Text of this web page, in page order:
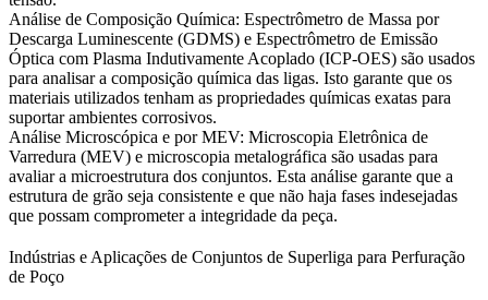
Análise de Composição Química: Espectrômetro de Massa por
Descarga Luminescente (GDMS) e Espectrômetro de Emissão
Óptica com Plasma Indutivamente Acoplado (ICP-OES) são usados
para analisar a composição química das ligas. Isto garante que os
materiais utilizados tenham as propriedades químicas exatas para
suportar ambientes corrosivos.
Análise Microscópica e por MEV: Microscopia Eletrônica de
Varredura (MEV) e microscopia metalográfica são usadas para
avaliar a microestrutura dos conjuntos. Esta análise garante que a
estrutura de grão seja consistente e que não haja fases indesejadas
que possam comprometer a integridade da peça.
Indústrias e Aplicações de Conjuntos de Superliga para Perfuração
de Poço